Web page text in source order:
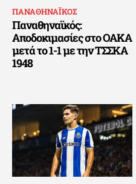
ΠΑΝΑΘΗΝΑΪΚΟΣ
Παναθηναϊκός:
Αποδοκιμασίες στο ΟΑΚΑ
μετά το 1-1 με την ΤΣΣΚΑ
1948